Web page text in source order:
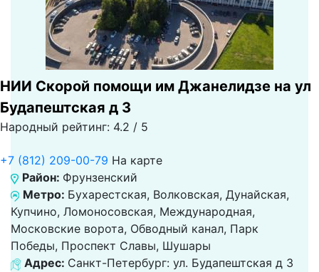
НИИ Скорой помощи им Джанелидзе на ул
Будапештская д 3
Народный рейтинг: 4.2 / 5
+7 (812) 209-00-79 На карте
Район: Фрунзенский
Метро: Бухарестская, Волковская, Дунайская,
Купчино, Ломоносовская, Международная,
Московские ворота, Обводный канал, Парк
Победы, Проспект Славы, Шушары
Адрес: Санкт-Петербург: ул. Будапештская д 3